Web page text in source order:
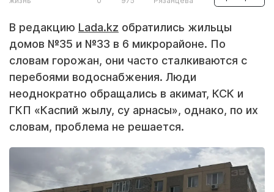
В редакцию Lada.kz обратились жильцы
домов №35 и №33 в 6 микрорайоне. По
словам горожан, они часто сталкиваются с
перебоями водоснабжения. Люди
неоднократно обращались в акимат, КСК и
ГКП «Каспий жылу, су арнасы», однако, по их
словам, проблема не решается.